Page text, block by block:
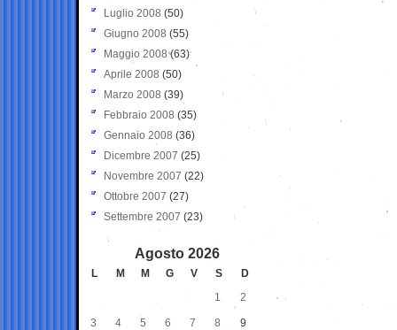
Luglio 2008 (50)
Giugno 2008 (55)
Maggio 2008(63)
Aprile 2008 (50)
Marzo 2008 (39)
Febbraio 2008 (35)
Gennaio 2008 (36)
Dicembre 2007 (25)
Novembre 2007 (22)
Ottobre 2007 (27)
Settembre 2007 (23)
Agosto 2026
L M M G V S
D
1
2
3 4 5 6 7 8 9